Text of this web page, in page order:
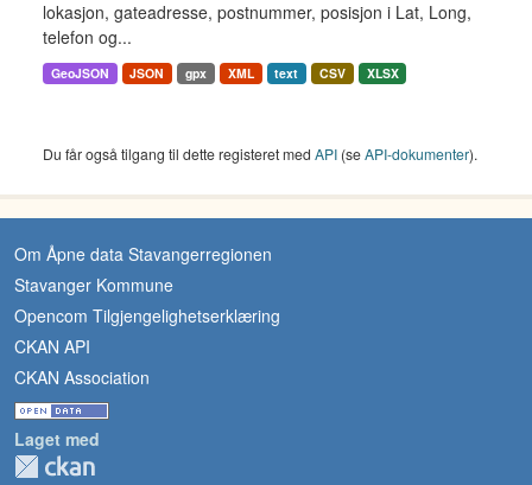
lokasjon, gateadresse, postnummer, posisjon i Lat, Long,
telefon og...
GeoJSON JSON gpx XML text CSV XLSX
Du får også tilgang til dette registeret med API (seAPI-dokumenter).
Om Åpne data Stavangerregionen
Stavanger Kommune
Opencom Tilgjengelighetserklæring
CKAN API
CKAN Association
Laget med